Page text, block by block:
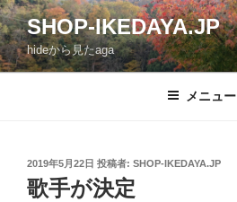
コ
ン
テ
ン
SHOP-IKEDAYA.JP
hideから見たaga
メニュー
投
稿
日:
2019年5月22日 投稿者: SHOP-IKEDAYA.JP
歌手が決定